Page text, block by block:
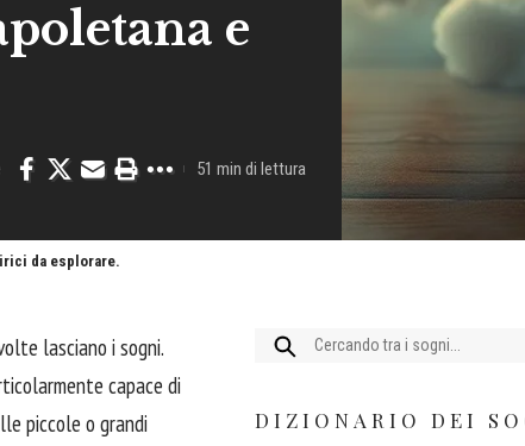
e
51 min di lettura
da esplorare.
lasciano i sogni.
capace di
piccole o grandi
Cercare:
DIZIONARIO DEI